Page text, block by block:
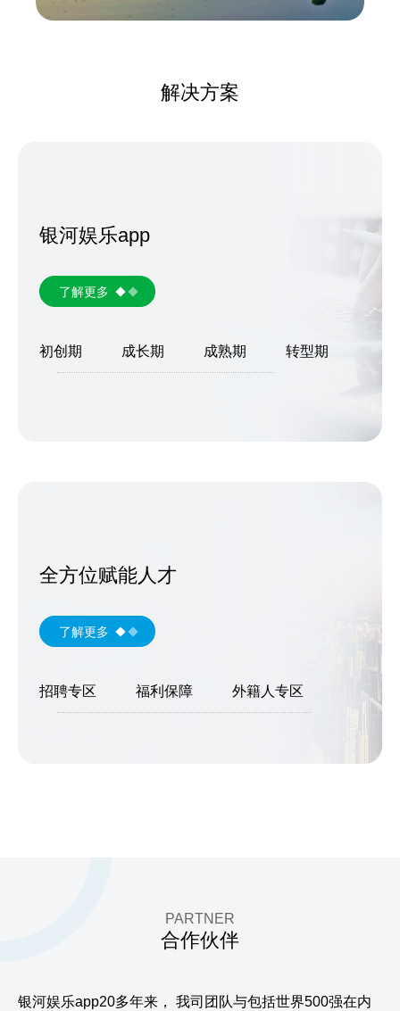
解决方案
银河娱乐app
了解更多
初创期 成长期 成熟期 转型期
全方位赋能人才
了解更多
招聘专区 福利保障 外籍人专区
PARTNER
合作伙伴
银河娱乐app20多年来，
我司团队与包括世界500强在内